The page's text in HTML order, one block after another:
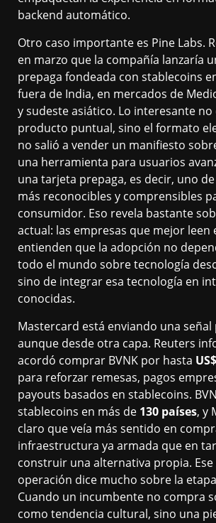
backend automático.
Otro caso importante es Pine Labs.
en marzo que la compañía lanzaría
prepaga fondeada con stablecoins
fuera de India, en mercados de
y sudeste asiático. Lo interesante no
producto puntual, sino el formato
no salió a vender un manifiesto
una herramienta para usuarios
una tarjeta prepaga, es decir, uno
más reconocibles y comprensibles
consumidor. Eso revela bastante
actual: las empresas que mejor leen
entienden que la adopción no
todo el mundo sobre tecnología
sino de integrar esa tecnología en
conocidas.
Mastercard está enviando una señal
aunque desde otra capa. Reuters
acordó comprar BVNK por hasta
para reforzar remesas, pagos
payouts basados en stablecoins.
stablecoins en más de 130 países, y
claro que veía más sentido en
infraestructura ya armada que en
construir una alternativa propia.
operación dice mucho sobre la
Cuando un incumbente no compra
como tendencia cultural, sino una